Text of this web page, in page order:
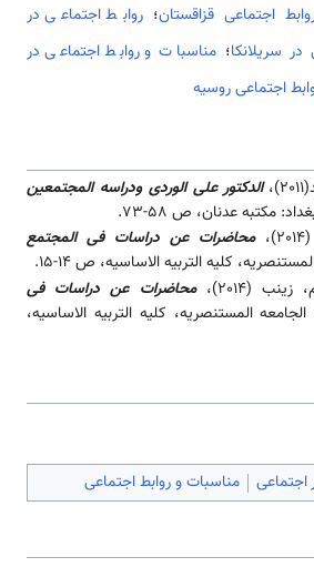
اجتماعی قزاقستان؛روابط اجتماعی در
در سریلانکا؛ مناسبات و روابط اجتماعی در
اجتماعی روسیه
الدكتور علی الوردی ودراسه المجتمعين
مکتبه عدنان، ص 58-73.
محاضرات عن دراسات فی المجتمع
کلیه التربیه الاساسیه، ص 14-15.
(2014)،
محاضرات عن دراسات فی
الجامعه المستنصریه، کلیه التربیه الاساسیه،
اجتماعی مناسبات و روابط اجتماعی